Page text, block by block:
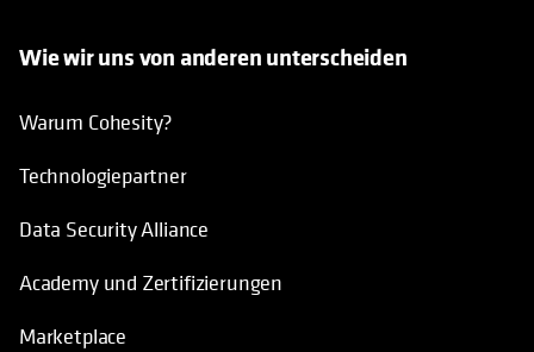
Wie wir uns von anderen unterscheiden
Warum Cohesity?
Technologiepartner
Data Security Alliance
Academy und Zertifizierungen
Marketplace